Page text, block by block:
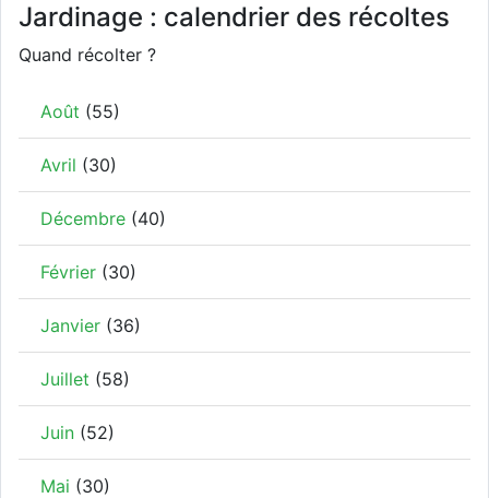
Jardinage : calendrier des récoltes
Quand récolter ?
Août (55)
Avril (30)
Décembre (40)
Février (30)
Janvier (36)
Juillet (58)
Juin (52)
Mai (30)